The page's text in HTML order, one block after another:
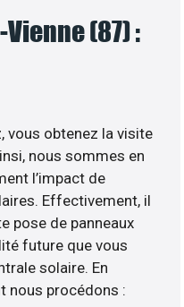
(87) :
vous obtenez la visite
nous sommes en
l’impact de
Effectivement, il
pose de panneaux
future que vous
solaire. En
nous procédons :